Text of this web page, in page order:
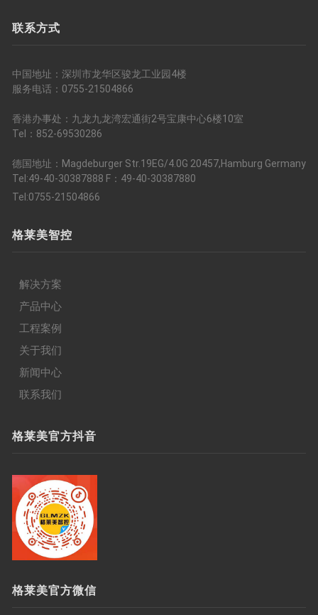
联系方式
中国地址：深圳市龙华区骏龙工业园4楼
服务电话：0755-21504866
香港办事处：九龙九龙湾宏通街2号宝康中心6楼10室
Tel：852-69530286
德国地址：Magdeburger Str.19EG/4.0G 20457,Hamburg Germany
Tel:49-40-30387888 F：49-40-30387880
Tel:0755-21504866
格莱美智控
解决方案
产品中心
工程案例
关于我们
新闻中心
联系我们
格莱美官方抖音
格莱美官方微信